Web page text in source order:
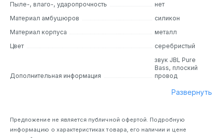
Пыле-, влаго-, ударопрочность
нет
Материал амбушюров
силикон
Материал корпуса
металл
Цвет
серебристый
Дополнительная информация
звук JBL Pure
Bass, плоский
провод
Развернуть
Предложение не является публичной офертой. Подробную
информацию о характеристиках товара, его наличии и цене